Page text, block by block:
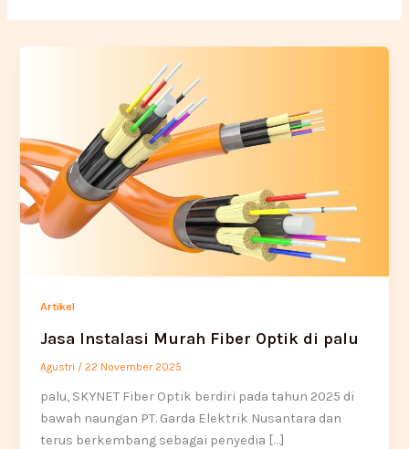
Artikel
Jasa Instalasi Murah Fiber Optik di palu
Agustri / 22 November 2025
palu, SKYNET Fiber Optik berdiri pada tahun 2025 di
bawah naungan PT. Garda Elektrik Nusantara dan
terus berkembang sebagai penyedia […]